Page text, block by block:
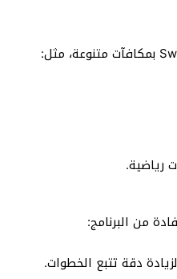
رياضية.
من البرنامج:
لزيادة دقة تتبع الخطوات.